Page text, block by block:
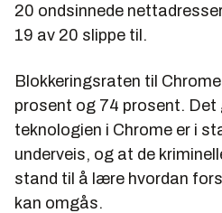
20 ondsinnede
19 av 20 slippe til.
Blokkeringsraten til
prosent og 74 prosent. Det
teknologien i Chrome er i
underveis, og at de
stand til å lære hvordan
kan omgås.